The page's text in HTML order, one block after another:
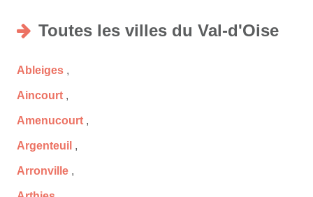
Toutes les villes du Val-d'Oise
Ableiges ,
Aincourt ,
Amenucourt ,
Argenteuil ,
Arronville ,